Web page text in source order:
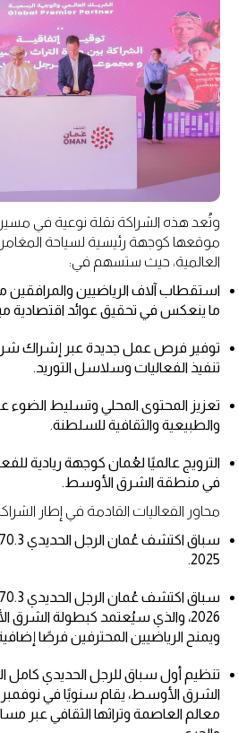
وتُعد هذه الشراكة نقلة نوعية في
موقعها كوجهة رئيسية لسياحة
العالمية، حيث ستسهم في:
استقطاب آلاف الرياضيين والمرافقين
ما ينعكس في تحقيق عوائد اقتصادية
تنفيذ الفعاليات وسلاسل التوريد.
تعزيز المحتوى المحلي وتسليط الضوء
والطبيعية والثقافية للسلطنة.
الترويج عالميًا لعُمان كوجهة ريادية
في منطقة الشرق الأوسط.
محاور الفعاليات القادمة في إطار
2025.
ويمنح الرياضيين المحترفين فرصًا
تنظيم أول سباق للرجل الحديدي
الشرق الأوسط، يقام سنويًا في
معالم العاصمة وتراثها الثقافي عبر